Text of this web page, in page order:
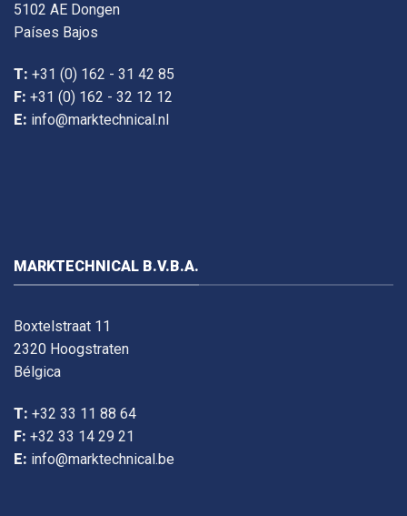
5102 AE Dongen
Países Bajos
T: +31 (0) 162 - 31 42 85
F: +31 (0) 162 - 32 12 12
E: info@marktechnical.nl
MARKTECHNICAL B.V.B.A.
Boxtelstraat 11
2320 Hoogstraten
Bélgica
T: +32 33 11 88 64
F: +32 33 14 29 21
E: info@marktechnical.be